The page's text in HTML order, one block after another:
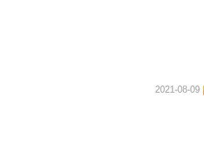
2021-08-09